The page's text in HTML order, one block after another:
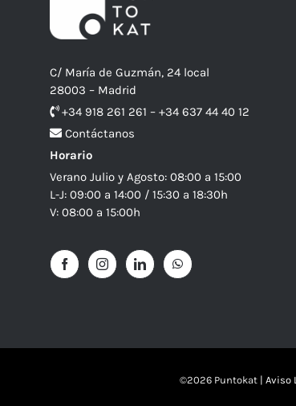
C/ María de Guzmán, 24 local
28003 – Madrid
+34 918 261 261 – +34 637 44 40 12
Contáctanos
Horario
Verano Julio y Agosto: 08:00 a 15:00
L-J: 09:00 a 14:00 / 15:30 a 18:30h
V: 08:00 a 15:00h
©2026 Puntokat | Aviso